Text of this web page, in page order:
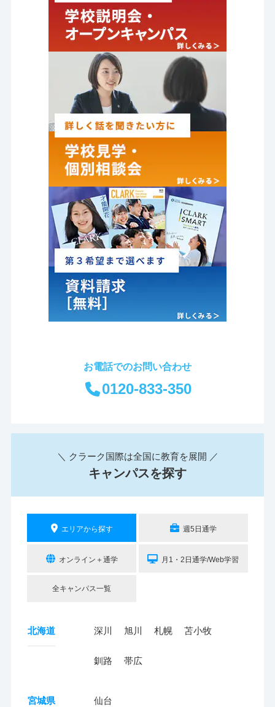
お電話でのお問い合わせ
0120-833-350
＼ クラーク国際は全国に教育を展開 ／
キャンパスを探す
エリアから探す 週5日通学
オンライン＋通学 月1・2日通学/Web学習
全キャンパス一覧
北海道 深川 旭川 札幌 苫小牧
釧路 帯広
宮城県 仙台